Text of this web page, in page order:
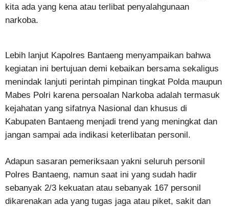
kita ada yang kena atau terlibat penyalahgunaan
narkoba.
Lebih lanjut Kapolres Bantaeng menyampaikan bahwa
kegiatan ini bertujuan demi kebaikan bersama sekaligus
menindak lanjuti perintah pimpinan tingkat Polda maupun
Mabes Polri karena persoalan Narkoba adalah termasuk
kejahatan yang sifatnya Nasional dan khusus di
Kabupaten Bantaeng menjadi trend yang meningkat dan
jangan sampai ada indikasi keterlibatan personil.
Adapun sasaran pemeriksaan yakni seluruh personil
Polres Bantaeng, namun saat ini yang sudah hadir
sebanyak 2/3 kekuatan atau sebanyak 167 personil
dikarenakan ada yang tugas jaga atau piket, sakit dan